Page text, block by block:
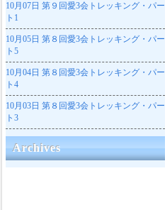
10月07日 第９回愛3会トレッキング・パー
ト1
10月05日 第８回愛3会トレッキング・パー
ト5
10月04日 第８回愛3会トレッキング・パー
ト4
10月03日 第８回愛3会トレッキング・パー
ト3
Archives